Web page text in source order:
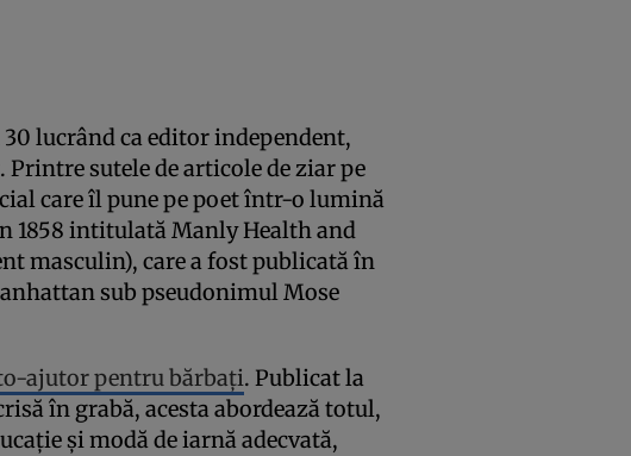
lucrând ca editor independent,
sutele de articole de ziar pe
care îl pune pe poet într-o lumină
1858 intitulată Manly Health and
masculin), care a fost publicată în
sub pseudonimul Mose
ajutor pentru bărbați. Publicat la
în grabă, acesta abordează totul,
și modă de iarnă adecvată,